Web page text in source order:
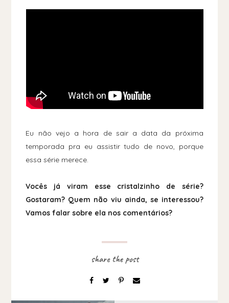
Eu não vejo a hora de sair a data da próxima
temporada pra eu assistir tudo de novo, porque
essa série merece.
Vocês já viram esse cristalzinho de série?
Gostaram? Quem não viu ainda, se interessou?
Vamos falar sobre ela nos comentários?